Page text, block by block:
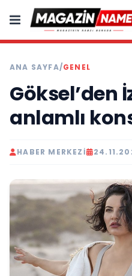
ANA SAYFA/GENEL
Göksel’den
anlamlı
HABER MERKEZI